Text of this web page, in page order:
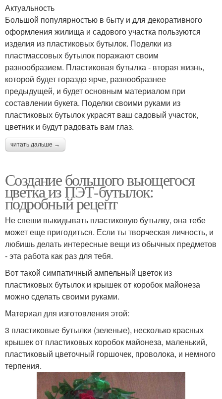
Актуальность
Большой популярностью в быту и для декоративного
оформления жилища и садового участка пользуются
изделия из пластиковых бутылок. Поделки из
пластмассовых бутылок поражают своим
разнообразием. Пластиковая бутылка - вторая жизнь,
которой будет гораздо ярче, разнообразнее
предыдущей, и будет основным материалом при
составлении букета. Поделки своими руками из
пластиковых бутылок украсят ваш садовый участок,
цветник и будут радовать вам глаз.
читать дальше →
Создание большого вьющегося
цветка из ПЭТ-бутылок:
подробный рецепт
Не спеши выкидывать пластиковую бутылку, она тебе
может еще пригодиться. Если ты творческая личность, и
любишь делать интересные вещи из обычных предметов
- эта работа как раз для тебя.
Вот такой симпатичный ампельный цветок из
пластиковых бутылок и крышек от коробок майонеза
можно сделать своими руками.
Материал для изготовления этой:
3 пластиковые бутылки (зеленые), несколько красных
крышек от пластиковых коробок майонеза, маленький,
пластиковый цветочный горшочек, проволока, и немного
терпения.